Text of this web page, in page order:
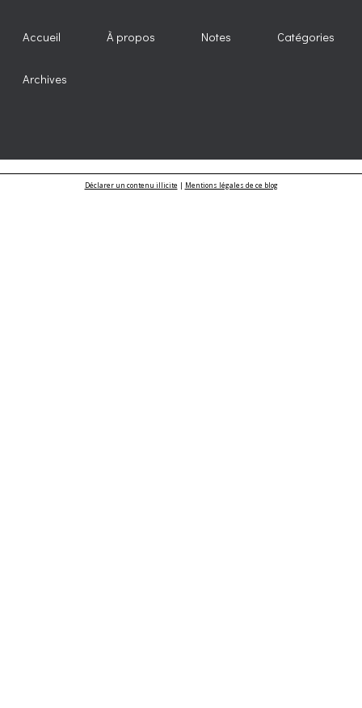
Accueil À propos Notes Catégories
Archives
Déclarer un contenu illicite| Mentions légales de ce blog